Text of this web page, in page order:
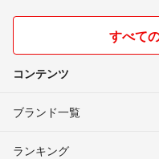
すべて
コンテンツ
ブランド一覧
ランキング